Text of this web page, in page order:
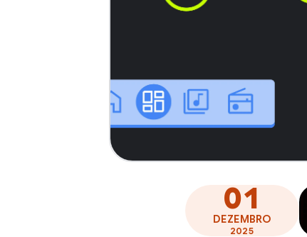
01
DEZEMBRO
2025